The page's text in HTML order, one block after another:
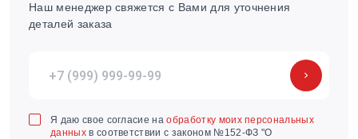
Наш менеджер свяжется с Вами для уточнения
деталей заказа
Я даю свое согласие наобработку моих персональных
данныхв соответствии с законом №152-ФЗ "О